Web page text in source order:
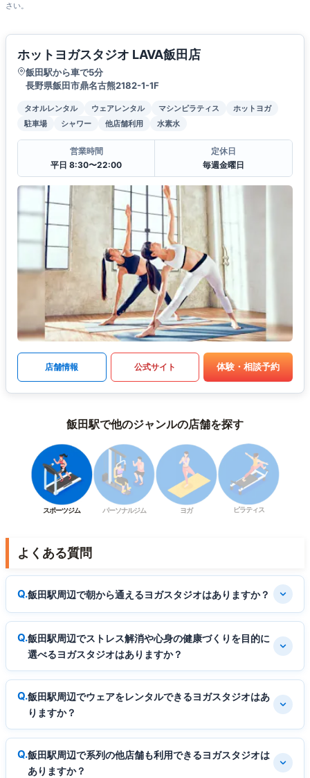
さい。
ホットヨガスタジオ LAVA飯田店
飯田駅から車で5分
長野県飯田市鼎名古熊2182-1-1F
タオルレンタル ウェアレンタル マシンピラティス
ホットヨガ
駐車場
シャワー 他店舗利用 水素水
営業時間
平日 8:30〜22:00
定休日
毎週金曜日
店舗情報 公式サイト 体験・相談予約
飯田駅で他のジャンルの店舗を探す
スポーツジム パーソナルジム ヨガ ピラティス
よくある質問
飯田駅周辺で朝から通えるヨガスタジオはありますか？
飯田駅周辺でストレス解消や心身の健康づくりを目的に
選べるヨガスタジオはありますか？
飯田駅周辺でウェアをレンタルできるヨガスタジオはあ
りますか？
飯田駅周辺で系列の他店舗も利用できるヨガスタジオは
ありますか？